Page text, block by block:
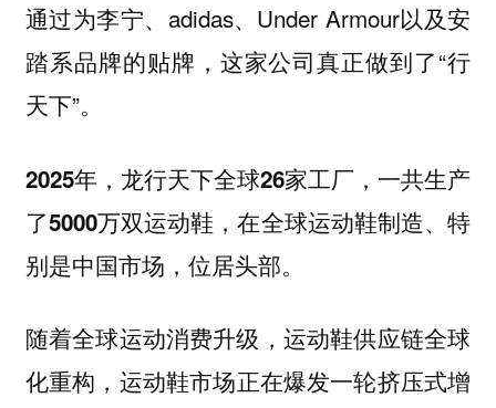
通过为李宁、adidas、Under Armour以及安
踏系品牌的贴牌，这家公司真正做到了“行
天下”。
2025年，龙行天下全球26家工厂，一共生产
了5000万双运动鞋 ，在全球运动鞋制造、特
别是中国市场，位居头部。
随着全球运动消费升级，运动鞋供应链全球
化重构， 运动鞋市场正在爆发一轮挤压式增